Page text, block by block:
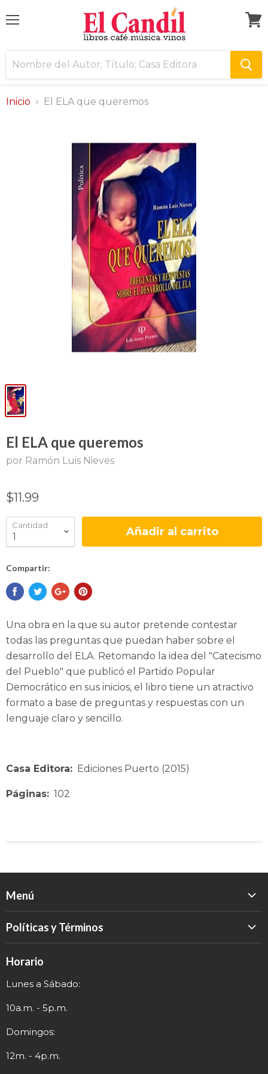
Inicio El ELA que queremos
El ELA que queremos
por Ramón Luis Nieves
$11.99
Cantidad Añadir al carrito
Compartir:
Una obra en la que su autor pretende contestar
todas las preguntas que puedan haber sobre el
desarrollo del ELA. Retomando la idea del "Catecismo
del Pueblo" que publicó el Partido Popular
Democrático en sus inicios, el libro tiene un atractivo
formato a base de preguntas y respuestas con un
lenguaje claro y sencillo.
Casa Editora: Ediciones Puerto (2015)
Páginas: 102
Menú
Eventos
Políticas y Términos
Política de Privacidad
Términos y Envío
Información de Contacto
Horario
Lunes a Sábado:
10a.m. - 5p.m.
Domingos:
12m. - 4p.m.